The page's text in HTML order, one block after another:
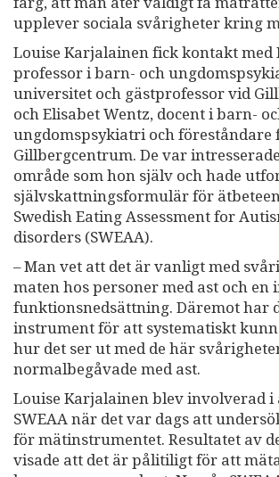
upplever sociala svårigheter kring
Louise Karjalainen fick kontakt med
professor i barn- och
universitet och gästprofessor vid
och Elisabet Wentz, docent i barn-
ungdomspsykiatri och föreståndare
Gillbergcentrum. De var
område som hon själv och hade
självskattningsformulär för
Swedish Eating Assessment for
disorders (SWEAA).
– Man vet att det är vanligt med
maten hos personer med ast och en
funktionsnedsättning. Däremot har
instrument för att systematiskt
hur det ser ut med de här
normalbegåvade med ast.
Louise Karjalainen blev involverad i
SWEAA när det var dags att
för mätinstrumentet. Resultatet av
visade att det är pålitiligt för att